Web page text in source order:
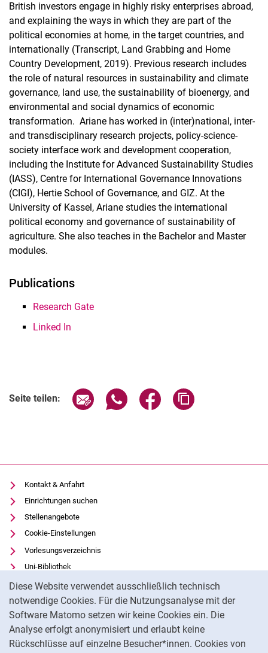
Diese Website verwendet ausschließlich technisch
notwendige Cookies. Für die Nutzungsanalyse mit der
Software Matomo setzen wir keine Cookies ein. Die
Analyse erfolgt anonymisiert und erlaubt keine
Rückschlüsse auf einzelne Besucher*innen. Cookies von
British investors engage in highly risky enterprises abroad,
and explaining the ways in which they are part of the
political economies at home, in the target countries, and
internationally (Transcript, Land Grabbing and Home
Country Development, 2019). Previous research includes
the role of natural resources in sustainability and climate
governance, land use, the sustainability of bioenergy, and
environmental and social dynamics of economic
transformation. Ariane has worked in (inter)national, inter-
and transdisciplinary research projects, policy-science-
society interface work and development cooperation,
including the Institute for Advanced Sustainability Studies
(IASS), Centre for International Governance Innovations
(CIGI), Hertie School of Governance, and GIZ. At the
University of Kassel, Ariane studies the international
political economy and governance of sustainability of
agriculture. She also teaches in the Bachelor and Master
modules.
Publications
Research Gate
Linked In
Seite teilen: Seite über E-Mail teilen
Seite über WhatsApp teilen
Seite über Facebook
Kontakt & Anfahrt
Einrichtungen suchen
Stellenangebote
Cookie-Einstellungen
Vorlesungsverzeichnis
Uni-Bibliothek
Moodle
Panopto
Datenschutz
Barrierefreiheit
Transparenter KI-Einsatz